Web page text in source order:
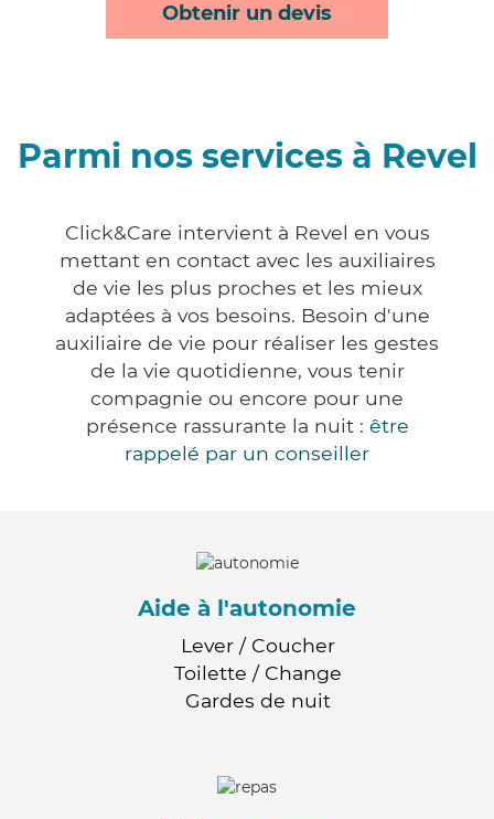
Obtenir un devis
Parmi nos services à Revel
Click&Care intervient à Revel en vous
mettant en contact avec les auxiliaires
de vie les plus proches et les mieux
adaptées à vos besoins. Besoin d'une
auxiliaire de vie pour réaliser les gestes
de la vie quotidienne, vous tenir
compagnie ou encore pour une
présence rassurante la nuit : être
rappelé par un conseiller
Aide à l'autonomie
Lever / Coucher
Toilette / Change
Gardes de nuit